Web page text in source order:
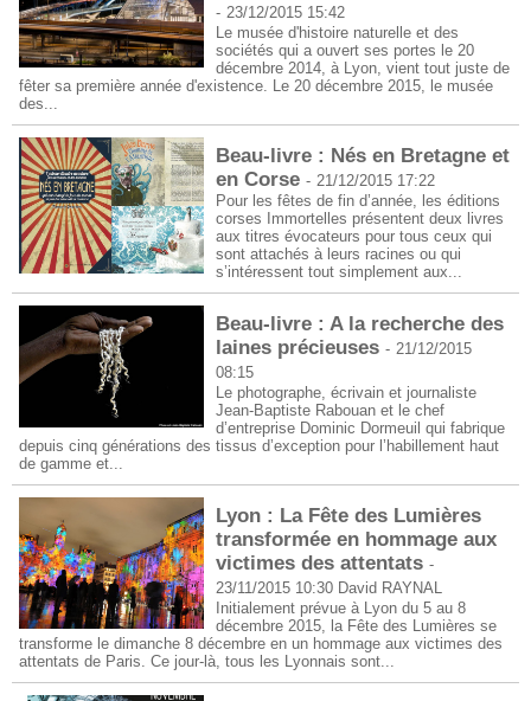
- 23/12/2015 15:42
Le musée d'histoire naturelle et des
sociétés qui a ouvert ses portes le 20
décembre 2014, à Lyon, vient tout juste de
fêter sa première année d'existence. Le 20 décembre 2015, le musée
des...
Beau-livre : Nés en Bretagne et
en Corse - 21/12/2015 17:22
Pour les fêtes de fin d’année, les éditions
corses Immortelles présentent deux livres
aux titres évocateurs pour tous ceux qui
sont attachés à leurs racines ou qui
s’intéressent tout simplement aux...
Beau-livre : A la recherche des
laines précieuses - 21/12/2015
08:15
Le photographe, écrivain et journaliste
Jean-Baptiste Rabouan et le chef
d’entreprise Dominic Dormeuil qui fabrique
depuis cinq générations des tissus d’exception pour l’habillement haut
de gamme et...
Lyon : La Fête des Lumières
transformée en hommage aux
victimes des attentats -
23/11/2015 10:30 David RAYNAL
Initialement prévue à Lyon du 5 au 8
décembre 2015, la Fête des Lumières se
transforme le dimanche 8 décembre en un hommage aux victimes des
attentats de Paris. Ce jour-là, tous les Lyonnais sont...